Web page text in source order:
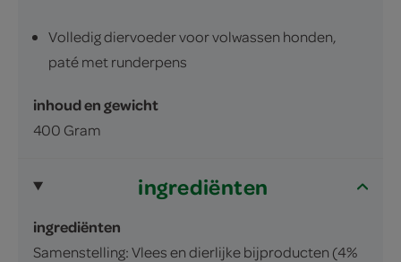
Volledig diervoeder voor volwassen honden,
paté met runderpens
inhoud en gewicht
400 Gram
ingrediënten
ingrediënten
Samenstelling: Vlees en dierlijke bijproducten (4%